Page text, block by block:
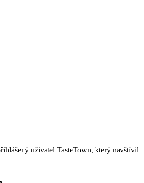
uživatel TasteTown, který navštívil